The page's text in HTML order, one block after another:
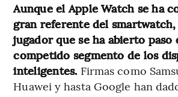
Aunque el Apple Watch se ha
gran referente del
jugador que se ha abierto paso
competido segmento de los
inteligentes. Firmas como
Huawei y hasta Google han